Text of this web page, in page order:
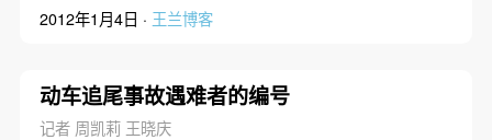
2012年1月4日 · 王兰博客
动车追尾事故遇难者的编号
记者 周凯莉 王晓庆